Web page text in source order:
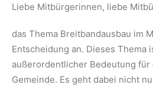
Liebe Mitbürgerinnen, liebe
das Thema Breitbandausbau im
Entscheidung an. Dieses Thema
außerordentlicher Bedeutung
Gemeinde. Es geht dabei nicht